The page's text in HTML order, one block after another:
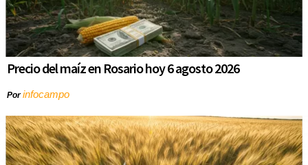
Precio del maíz en Rosario hoy 6 agosto 2026
Porinfocampo